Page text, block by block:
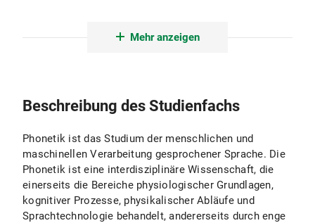
Institut für Phonetik und Sprachverarbeitung
Fachstudienberatung Phonetik und Sprachverarbeitung
Prüfungsamt für Geistes- und Sozialwissenschaften
Mehr anzeigen
Beschreibung des Studienfachs
Phonetik ist das Studium der menschlichen und
maschinellen Verarbeitung gesprochener Sprache. Die
Phonetik ist eine interdisziplinäre Wissenschaft, die
einerseits die Bereiche physiologischer Grundlagen,
kognitiver Prozesse, physikalischer Abläufe und
Sprachtechnologie behandelt, andererseits durch enge